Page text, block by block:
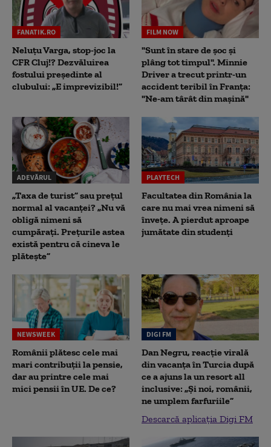
FANATIK.RO
Neluțu Varga, stop-joc la
CFR Cluj!? Dezvăluirea
fostului președinte al
clubului: „E imprevizibil!”
FILM NOW
"Sunt în stare de șoc și
plâng tot timpul". Minnie
Driver a trecut printr-un
accident teribil în Franța:
"Ne-am târât din mașină"
ADEVĂRUL
„Taxa de turist” sau prețul
normal al vacanței? „Nu vă
obligă nimeni să
cumpărați. Prețurile astea
există pentru că cineva le
plătește”
PLAYTECH
Facultatea din România la
care nu mai vrea nimeni să
înveţe. A pierdut aproape
jumătate din studenţi
NEWSWEEK
Românii plătesc cele mai
mari contribuții la pensie,
dar au printre cele mai
mici pensii în UE. De ce?
DIGI FM
Dan Negru, reacție virală
din vacanța în Turcia după
ce a ajuns la un resort all
inclusive: „Și noi, românii,
ne umplem farfuriile”
Descarcă aplicația Digi FM